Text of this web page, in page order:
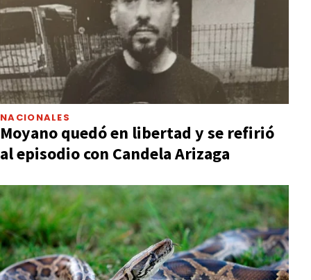
NACIONALES
Moyano quedó en libertad y se refirió
al episodio con Candela Arizaga